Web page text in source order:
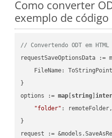
Como converter
exemplo de código
// Convertendo ODT em HTML
requestSaveOptionsData :=
FileName:
}
options := map string ]
"folder" : remoteFolder,
}
request :=